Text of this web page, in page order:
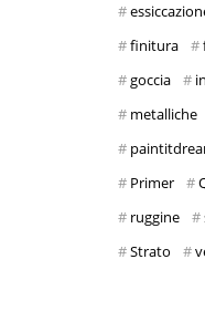
finitura
goccia
metalliche
Primer
ruggine
Strato